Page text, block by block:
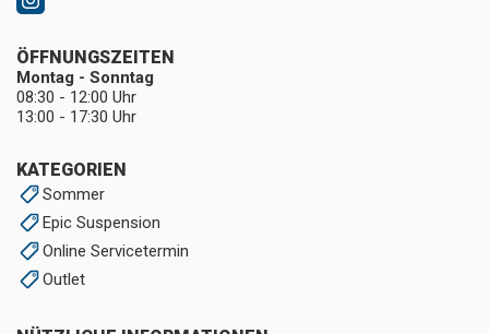
KATEGORIEN
Sommer
Epic Suspension
Online Servicetermin
Outlet
ÖFFNUNGSZEITEN
Montag - Sonntag
08:30 - 12:00 Uhr
13:00 - 17:30 Uhr